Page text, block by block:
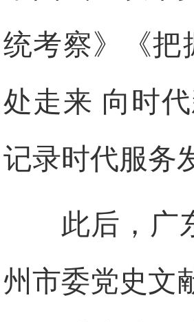
统考察》《把
处走来 向时
记录时代服务
此后，广
州市委党史文